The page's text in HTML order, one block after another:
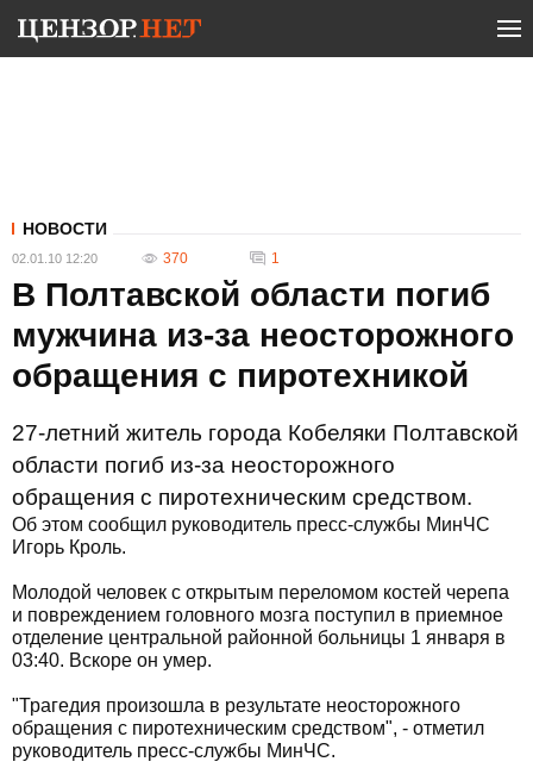
НОВОСТИ
02.01.10 12:20 370 1
В Полтавской области погиб
мужчина из-за неосторожного
обращения с пиротехникой
27-летний житель города Кобеляки Полтавской
области погиб из-за неосторожного
обращения с пиротехническим средством.
Об этом сообщил руководитель пресс-службы МинЧС
Игорь Кроль.
Молодой человек с открытым переломом костей черепа
и повреждением головного мозга поступил в приемное
отделение центральной районной больницы 1 января в
03:40. Вскоре он умер.
"Трагедия произошла в результате неосторожного
обращения с пиротехническим средством", - отметил
руководитель пресс-службы МинЧС.